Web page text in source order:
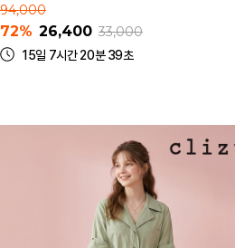
94,000
72% 26,400 33,000
15일 7시간 20분 39초